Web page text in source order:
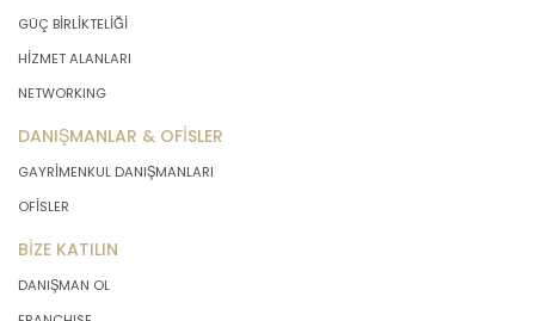
GÜÇ BİRLİKTELİĞİ
HİZMET ALANLARI
NETWORKING
DANIŞMANLAR & OFİSLER
GAYRİMENKUL DANIŞMANLARI
OFİSLER
BİZE KATILIN
DANIŞMAN OL